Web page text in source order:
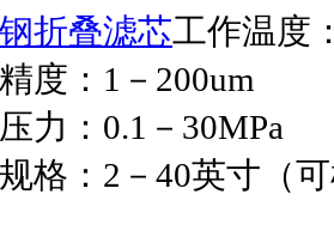
折叠滤芯工作温度
度： 1 － 200um
力： 0.1 － 30MPa
格： 2 － 40英寸（